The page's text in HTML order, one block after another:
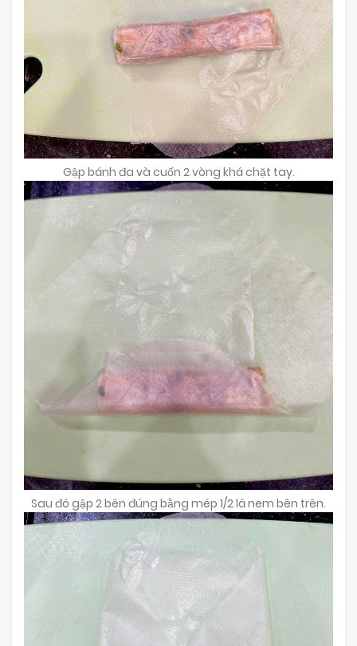
Gập bánh đa và cuốn 2 vòng khá chặt tay.
Sau đó gập 2 bên đúng bằng mép 1/2 lá nem bên trên.